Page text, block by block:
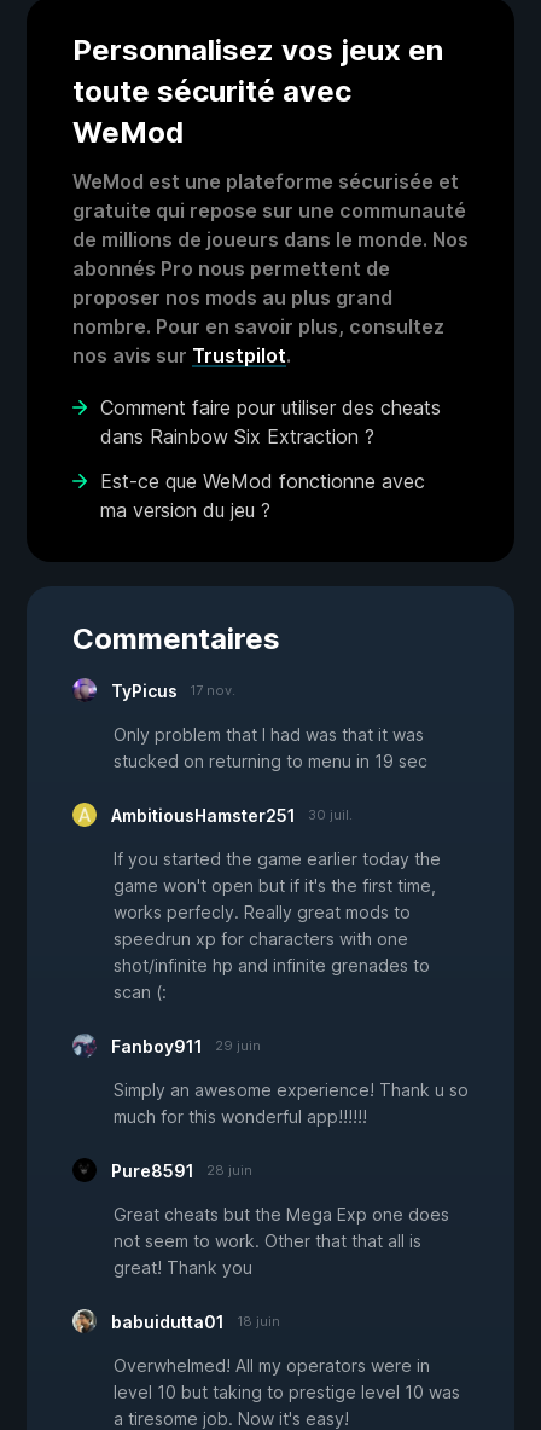
Personnalisez vos jeux en
toute sécurité avec
WeMod
WeMod est une plateforme sécurisée et
gratuite qui repose sur une communauté
de millions de joueurs dans le monde. Nos
abonnés Pro nous permettent de
proposer nos mods au plus grand
nombre. Pour en savoir plus, consultez
nos avis sur Trustpilot.
Comment faire pour utiliser des cheats
dans Rainbow Six Extraction ?
Est-ce que WeMod fonctionne avec
ma version du jeu ?
Commentaires
TyPicus 17 nov.
Only problem that I had was that it was
stucked on returning to menu in 19 sec
AmbitiousHamster251 30 juil.
If you started the game earlier today the
game won't open but if it's the first time,
works perfecly. Really great mods to
speedrun xp for characters with one
shot/infinite hp and infinite grenades to
scan (:
Fanboy911 29 juin
Simply an awesome experience! Thank u so
much for this wonderful app!!!!!!
Pure8591 28 juin
Great cheats but the Mega Exp one does
not seem to work. Other that that all is
great! Thank you
babuidutta01 18 juin
Overwhelmed! All my operators were in
level 10 but taking to prestige level 10 was
a tiresome job. Now it's easy!